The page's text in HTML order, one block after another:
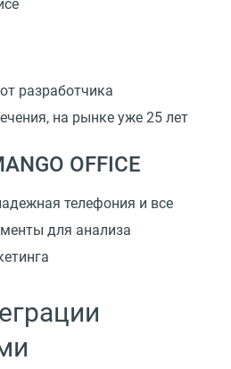
разработчика
на рынке уже 25 лет
OFFICE
телефония и все
для анализа